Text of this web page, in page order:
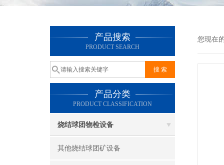
产品搜索
PRODUCT SEARCH
产品分类
PRODUCT CLASSIFICATION
烧结球团物检设备
其他烧结球团矿设备
您现在